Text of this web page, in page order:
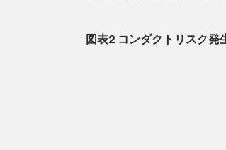
図表2 コンダクトリスク発